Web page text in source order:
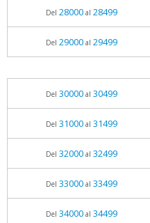
Del 28000al 28499
Del 29000al 29499
Del 30000al 30499
Del 31000al 31499
Del 32000al 32499
Del 33000al 33499
Del 34000al 34499